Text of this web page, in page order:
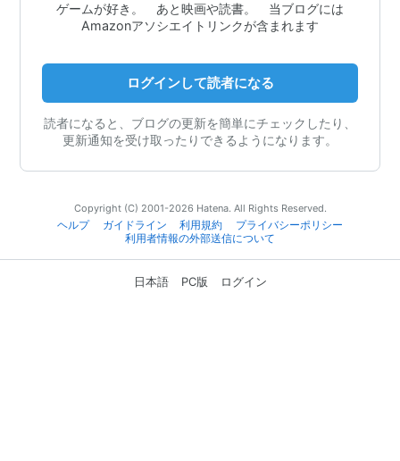
ゲームが好き。 あと映画や読書。 当ブログには
Amazonアソシエイトリンクが含まれます
ログインして読者になる
読者になると、ブログの更新を簡単にチェックしたり、
更新通知を受け取ったりできるようになります。
Copyright (C) 2001-2026 Hatena. All Rights Reserved.
ヘルプ
ガイドライン 利用規約
プライバシーポリシー
利用者情報の外部送信について
日本語 PC版 ログイン